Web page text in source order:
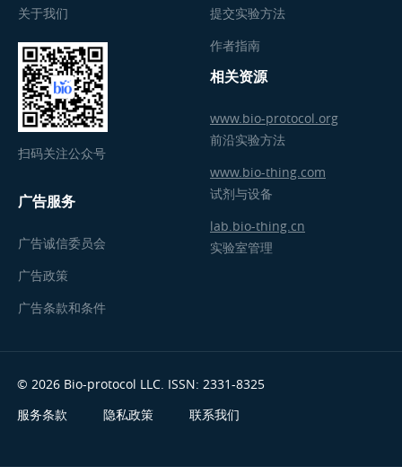
关于我们
扫码关注公众号
广告服务
广告诚信委员会
广告政策
广告条款和条件
提交实验方法
作者指南
相关资源
www.bio-protocol.org
前沿实验方法
www.bio-thing.com
试剂与设备
lab.bio-thing.cn
实验室管理
© 2026 Bio-protocol LLC. ISSN: 2331-8325
服务条款
隐私政策 联系我们